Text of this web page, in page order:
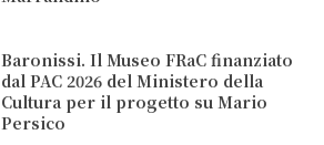
Baronissi. Il Museo FRaC finanziato
dal PAC 2026 del Ministero della
Cultura per il progetto su Mario
Persico